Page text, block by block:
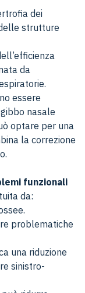
dei
strutture
da
essere
nasale
optare per una
la correzione
funzionali
da:
problematiche
una riduzione
sinistro-